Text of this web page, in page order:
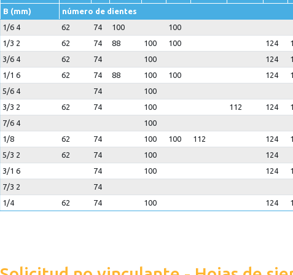
B (mm)
número de dientes
1/6 4
62 74 100
100
1/3 2
62 74 88 100 100 124
3/6 4
62 74 100 124
1/1 6
62 74 88 100 100 124
5/6 4
74
100
3/3 2
62 74 100 112 124
7/6 4
100
1/8
62 74 100 100 112 124
5/3 2
62 74 100
124
3/1 6
74 100 124
7/3 2
74
1/4
62 74 100 124